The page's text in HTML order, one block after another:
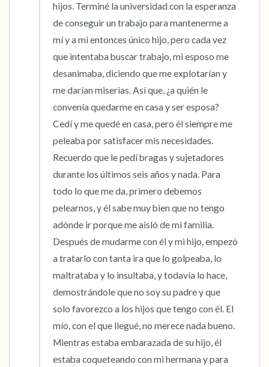
hijos. Terminé la universidad con la esperanza
de conseguir un trabajo para mantenerme a
mí y a mi entonces único hijo, pero cada vez
que intentaba buscar trabajo, mi esposo me
desanimaba, diciendo que me explotarían y
me darían miserias. Así que, ¿a quién le
convenía quedarme en casa y ser esposa?
Cedí y me quedé en casa, pero él siempre me
peleaba por satisfacer mis necesidades.
Recuerdo que le pedí bragas y sujetadores
durante los últimos seis años y nada. Para
todo lo que me da, primero debemos
pelearnos, y él sabe muy bien que no tengo
adónde ir porque me aisló de mi familia.
Después de mudarme con él y mi hijo, empezó
a tratarlo con tanta ira que lo golpeaba, lo
maltrataba y lo insultaba, y todavía lo hace,
demostrándole que no soy su padre y que
solo favorezco a los hijos que tengo con él. El
mío, con el que llegué, no merece nada bueno.
Mientras estaba embarazada de su hijo, él
estaba coqueteando con mi hermana y para